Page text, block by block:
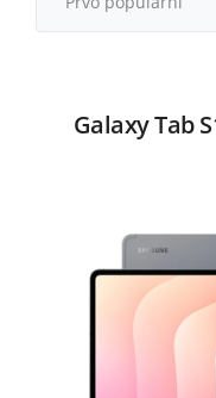
Galaxy Tab